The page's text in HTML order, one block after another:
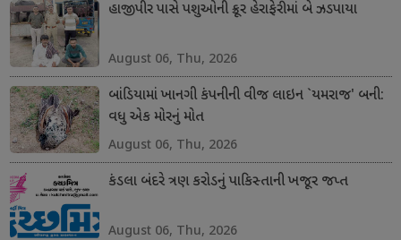
હાજીપીર પાસે પશુઓની ક્રૂર હેરાફેરીમાં બે ઝડપાયા
August 06, Thu, 2026
બાંડિયામાં ખાનગી કંપનીની વીજ લાઇન `યમરાજ' બની:
વધુ એક મોરનું મોત
August 06, Thu, 2026
કંડલા બંદરે ત્રણ કરોડનું પાકિસ્તાની ખજૂર જપ્ત
August 06, Thu, 2026